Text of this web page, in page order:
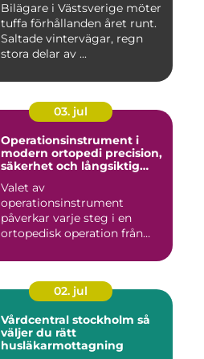
Bilägare i Västsverige möter
tuffa förhållanden året runt.
Saltade vintervägar, regn
stora delar av ...
03. jul
Operationsinstrument i
modern ortopedi precision,
säkerhet och långsiktig
Valet av
operationsinstrument
påverkar varje steg i en
ortopedisk operation från
02. jul
Vårdcentral stockholm så
väljer du rätt
husläkarmottagning